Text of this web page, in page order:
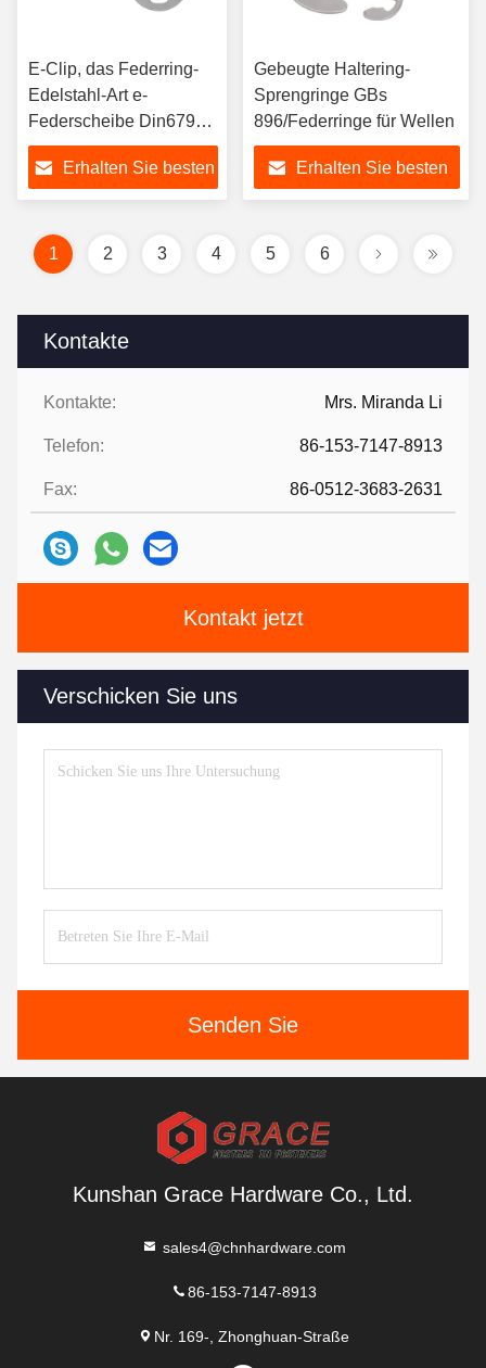
Kontakte
Kontakte: Mrs. Miranda Li
Telefon: 86-153-7147-8913
Fax: 86-0512-3683-2631
Kontakt jetzt
Verschicken Sie uns
Senden Sie
E-Clip, das Federring-
Edelstahl-Art e-
Federscheibe Din6799
behält
Erhalten Sie besten
Gebeugte Haltering-
Sprengringe GBs
896/Federringe für Wellen
Erhalten Sie besten
1 2 3 4 5 6
Kunshan Grace Hardware Co., Ltd.
sales4@chnhardware.com
86-153-7147-8913
Nr. 169-, Zhonghuan-Straße